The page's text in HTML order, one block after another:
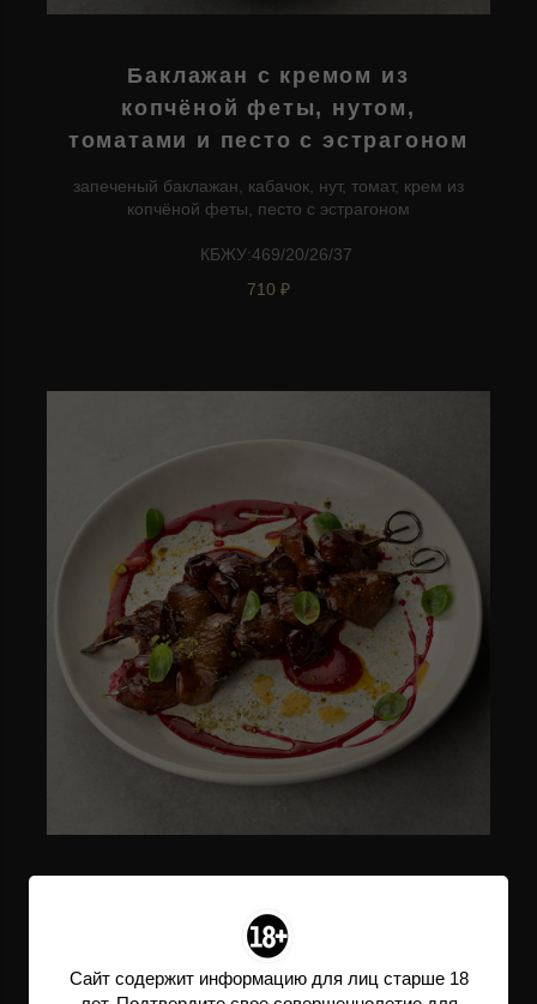
Баклажан с кремом из
копчёной феты, нутом,
томатами и песто с эстрагоном
запеченый баклажан, кабачок, нут, томат, крем из
копчёной феты, песто с эстрагоном
КБЖУ:469/20/26/37
710 ₽
соусом и фисташками
куриная печень, вишнёвый соус, фисташка
Сайт содержит информацию для лиц старше 18